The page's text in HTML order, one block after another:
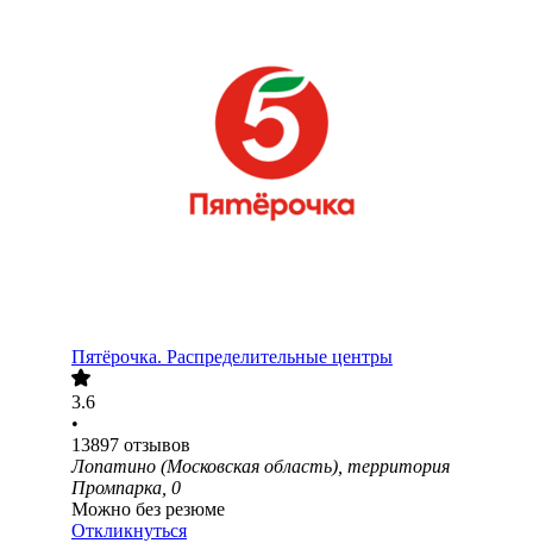
Пятёрочка. Распределительные центры
3.6
•
13897 отзывов
Лопатино (Московская область), территория
Промпарка, 0
Можно без резюме
Откликнуться